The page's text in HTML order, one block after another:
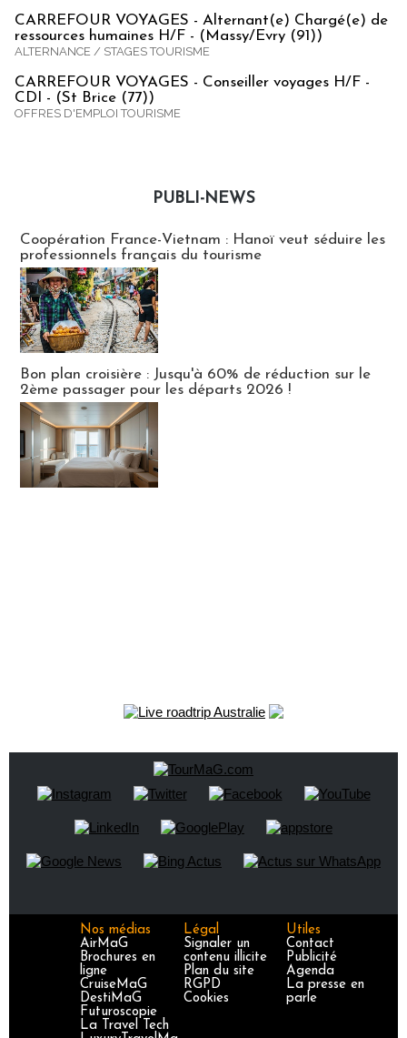
CARREFOUR VOYAGES - Alternant(e) Chargé(e) de
ressources humaines H/F - (Massy/Evry (91))
ALTERNANCE / STAGES TOURISME
CARREFOUR VOYAGES - Conseiller voyages H/F -
CDI - (St Brice (77))
OFFRES D'EMPLOI TOURISME
PUBLI-NEWS
Coopération France-Vietnam : Hanoï veut séduire les
professionnels français du tourisme
Bon plan croisière : Jusqu'à 60% de réduction sur le
2ème passager pour les départs 2026 !
Nos médias
AirMaG
Brochures en
ligne
CruiseMaG
DestiMaG
Futuroscopie
La Travel Tech
Légal
Signaler un
contenu illicite
Plan du site
RGPD
Cookies
Utiles
Contact
Publicité
Agenda
La presse en
parle